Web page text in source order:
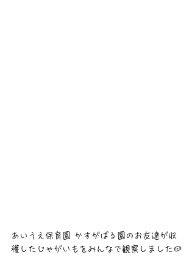
あいうえ保育園 かすがばる園のお友達が収
穫したじゃがいもをみんなで観察しました🥔